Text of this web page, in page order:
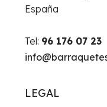
España
Tel: 96 176 07 23
LEGAL